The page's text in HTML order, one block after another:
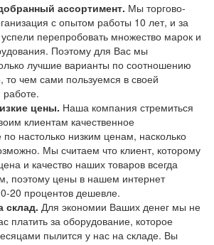
ассортимент. Мы торгово-
с опытом работы 10 лет, и за
перепробовать множество марок и
Поэтому для Вас мы
лучшие варианты по соотношению
то чем сами пользуемся в своей
работе.
цены. Наша компания стремиться
клиентам качественное
настолько низким ценам, насколько
Мы считаем что клиент, которому
и качество наших товаров всегда
поэтому цены в нашем интернет
20 процентов дешевле.
склад. Для экономии Ваших денег мы не
платить за оборудование, которое
пылится у нас на складе. Вы